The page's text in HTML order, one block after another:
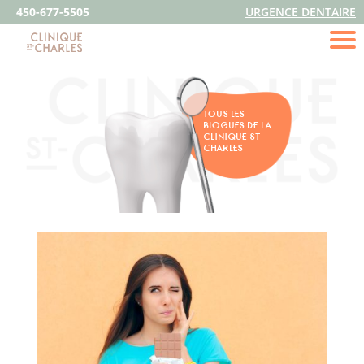
450-677-5505 URGENCE DENTAIRE
TOUS LES
BLOGUES DE LA
CLINIQUE ST
CHARLES